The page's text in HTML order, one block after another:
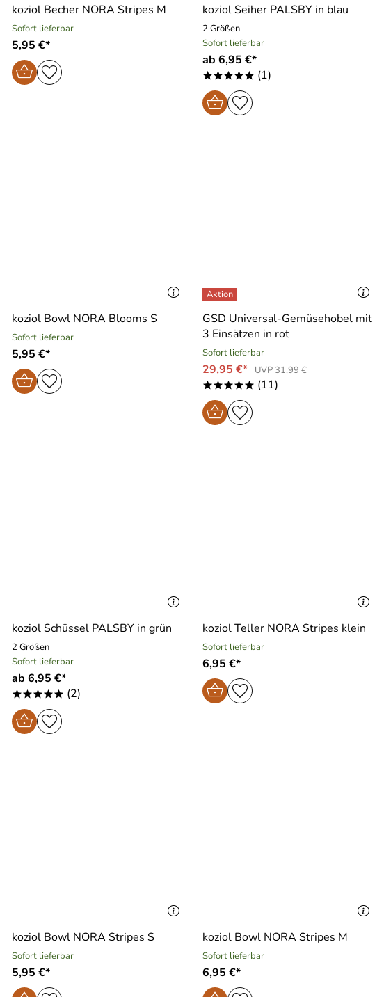
koziol Becher NORA Stripes M
Sofort lieferbar
5,95 €*
koziol Seiher PALSBY in blau
2 Größen
Sofort lieferbar
ab 6,95 €*
***** (1)
koziol Bowl NORA Blooms S
Sofort lieferbar
5,95 €*
GSD Universal-Gemüsehobel mit
3 Einsätzen in rot
Sofort lieferbar
29,95 €* UVP 31,99 €
***** (11)
koziol Schüssel PALSBY in grün
2 Größen
Sofort lieferbar
ab 6,95 €*
***** (2)
koziol Teller NORA Stripes klein
Sofort lieferbar
6,95 €*
koziol Bowl NORA Stripes S
Sofort lieferbar
5,95 €*
koziol Bowl NORA Stripes M
Sofort lieferbar
6,95 €*